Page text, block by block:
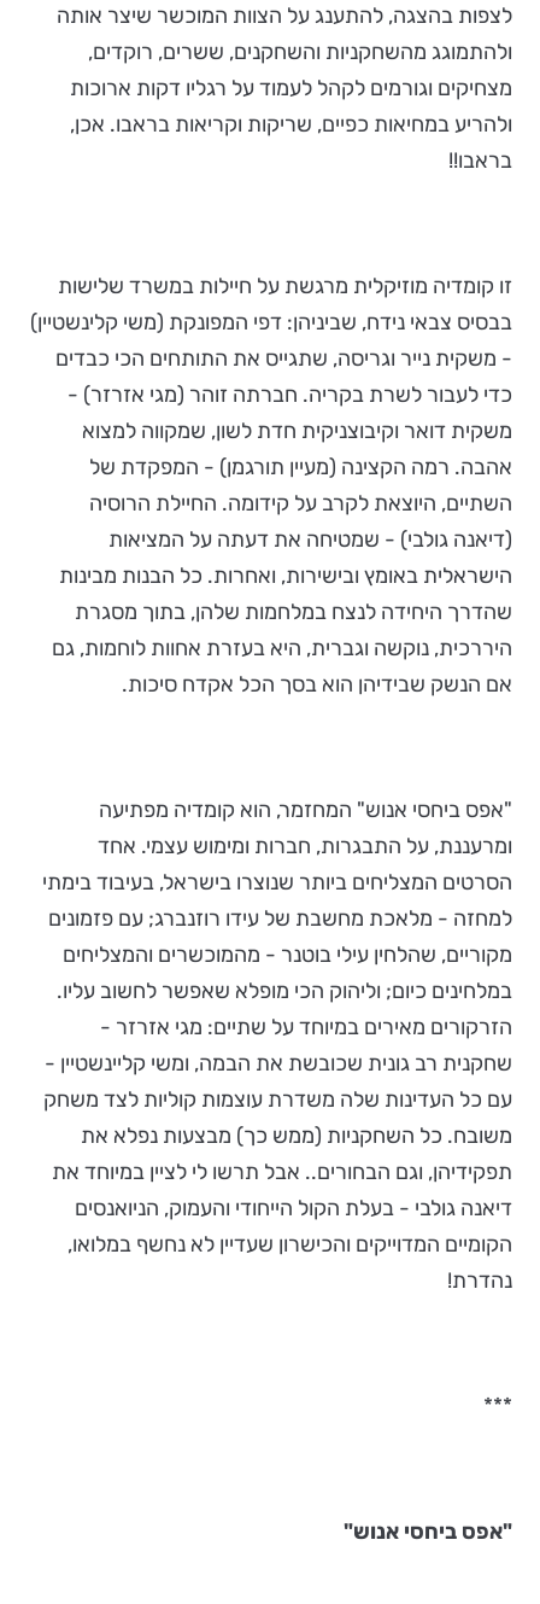
לצפות בהצגה, להתענג על הצוות המוכשר שיצר אותה
ולהתמוגג מהשחקניות והשחקנים, ששרים, רוקדים,
מצחיקים וגורמים לקהל לעמוד על רגליו דקות ארוכות
ולהריע במחיאות כפיים, שריקות וקריאות בראבו. אכן,
בראבו!!
זו קומדיה מוזיקלית מרגשת על חיילות במשרד שלישות
בבסיס צבאי נידח, שביניהן: דפי המפונקת (משי קלינשטיין)
- משקית נייר וגריסה, שתגייס את התותחים הכי כבדים
כדי לעבור לשרת בקריה. חברתה זוהר (מגי אזרזר) -
משקית דואר וקיבוצניקית חדת לשון, שמקווה למצוא
אהבה. רמה הקצינה (מעיין תורגמן) - המפקדת של
השתיים, היוצאת לקרב על קידומה. החיילת הרוסיה
(דיאנה גולבי) - שמטיחה את דעתה על המציאות
הישראלית באומץ ובישירות, ואחרות. כל הבנות מבינות
שהדרך היחידה לנצח במלחמות שלהן, בתוך מסגרת
היררכית, נוקשה וגברית, היא בעזרת אחוות לוחמות, גם
אם הנשק שבידיהן הוא בסך הכל אקדח סיכות.
"אפס ביחסי אנוש" המחזמר, הוא קומדיה מפתיעה
ומרעננת, על התבגרות, חברות ומימוש עצמי. אחד
הסרטים המצליחים ביותר שנוצרו בישראל, בעיבוד בימתי
למחזה - מלאכת מחשבת של עידו רוזנברג; עם פזמונים
מקוריים, שהלחין עילי בוטנר - מהמוכשרים והמצליחים
במלחינים כיום; וליהוק הכי מופלא שאפשר לחשוב עליו.
הזרקורים מאירים במיוחד על שתיים: מגי אזרזר -
שחקנית רב גונית שכובשת את הבמה, ומשי קליינשטיין -
עם כל העדינות שלה משדרת עוצמות קוליות לצד משחק
משובח. כל השחקניות (ממש כך) מבצעות נפלא את
תפקידיהן, וגם הבחורים.. אבל תרשו לי לציין במיוחד את
דיאנה גולבי - בעלת הקול הייחודי והעמוק, הניואנסים
הקומיים המדוייקים והכישרון שעדיין לא נחשף במלואו,
נהדרת!
***
"אפס ביחסי אנוש"